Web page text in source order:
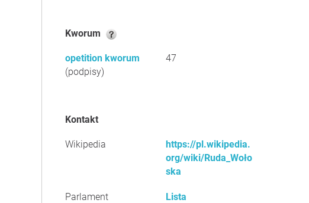
Kworum
opetition kworum
(podpisy)
47
Kontakt
Wikipedia
https://pl.wikipedia.
org/wiki/Ruda_Woło
ska
Parlament
Lista